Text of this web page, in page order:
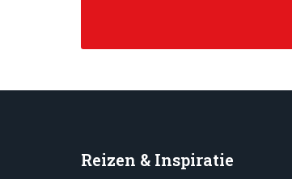
Reizen & Inspiratie